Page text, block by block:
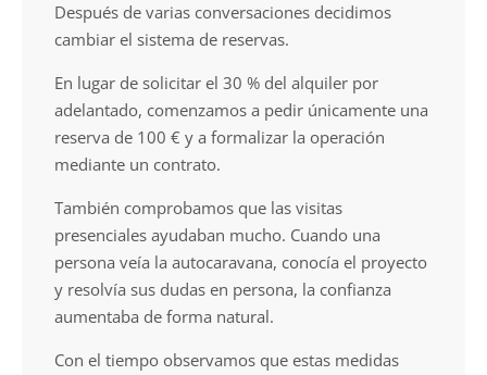
Después de varias conversaciones decidimos
cambiar el sistema de reservas.
En lugar de solicitar el 30 % del alquiler por
adelantado, comenzamos a pedir únicamente una
reserva de 100 € y a formalizar la operación
mediante un contrato.
También comprobamos que las visitas
presenciales ayudaban mucho. Cuando una
persona veía la autocaravana, conocía el proyecto
y resolvía sus dudas en persona, la confianza
aumentaba de forma natural.
Con el tiempo observamos que estas medidas